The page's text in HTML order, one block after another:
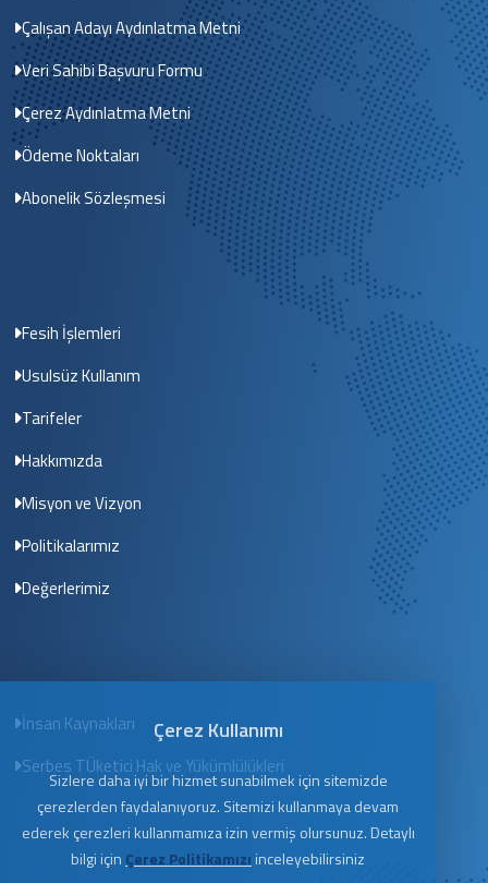
Çalışan Adayı Aydınlatma Metni
Veri Sahibi Başvuru Formu
Çerez Aydınlatma Metni
Ödeme Noktaları
Abonelik Sözleşmesi
Fesih İşlemleri
Usulsüz Kullanım
Tarifeler
Hakkımızda
Misyon ve Vizyon
Politikalarımız
Değerlerimiz
İnsan Kaynakları
Serbes TÜketici Hak ve Yükümlülükleri
Çerez Kullanımı
Sizlere daha iyi bir hizmet sunabilmek için sitemizde
çerezlerden faydalanıyoruz. Sitemizi kullanmaya devam
ederek çerezleri kullanmamıza izin vermiş olursunuz. Detaylı
bilgi için Çerez Politikamızı inceleyebilirsiniz